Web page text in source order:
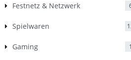
Festnetz & Netzwerk
Spielwaren
Gaming